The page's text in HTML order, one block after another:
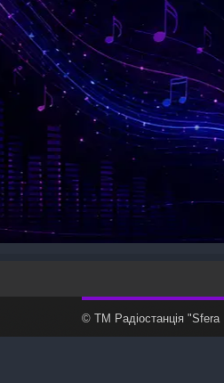
© ТМ Радiостанцiя "Sfera